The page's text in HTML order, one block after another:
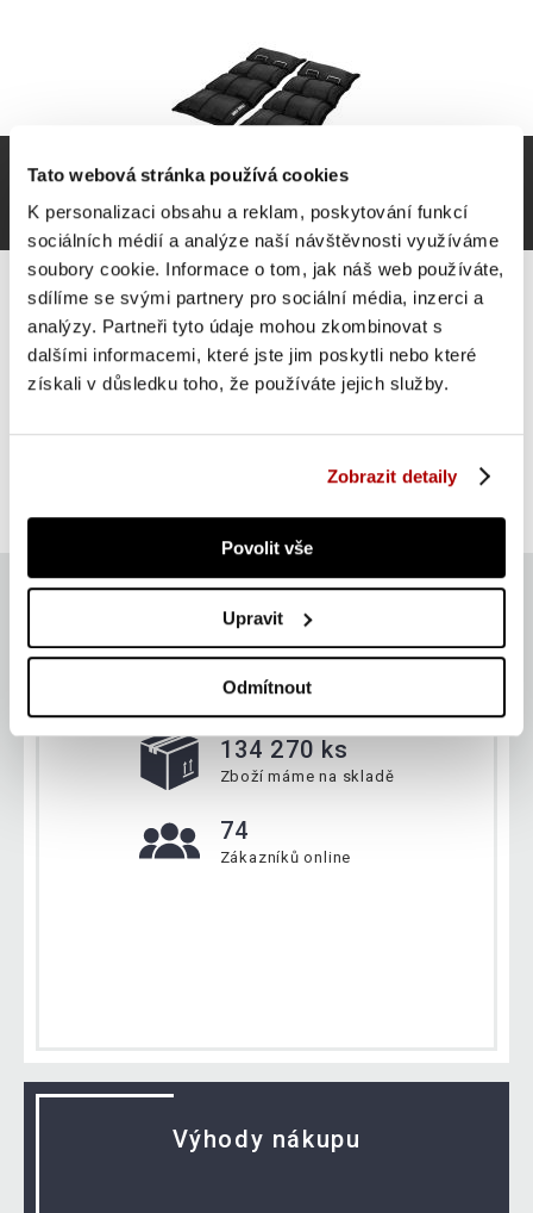
Tato webová stránka používá cookies
K personalizaci obsahu a reklam, poskytování funkcí
sociálních médií a analýze naší návštěvnosti využíváme
soubory cookie. Informace o tom, jak náš web používáte,
sdílíme se svými partnery pro sociální média, inzerci a
analýzy. Partneři tyto údaje mohou zkombinovat s
dalšími informacemi, které jste jim poskytli nebo které
získali v důsledku toho, že používáte jejich služby.
Zobrazit detaily
Povolit vše
Upravit
Odmítnout
Gorilla Sports Zátěžové manžety, černé, 2 x 5 kg
SUPER CENA
skladem
Aktuálně
134 270 ks
Zboží máme na skladě
74
Zákazníků online
Výhody nákupu